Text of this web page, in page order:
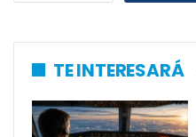
TE INTERESARÁ